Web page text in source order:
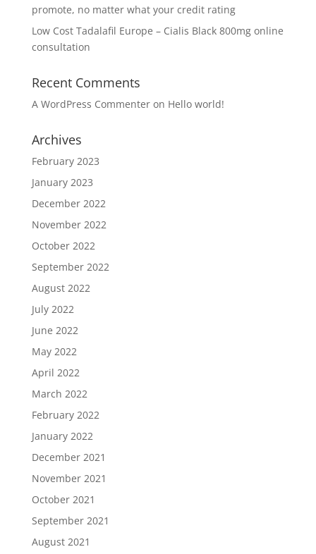
promote, no matter what your credit rating
Low Cost Tadalafil Europe – Cialis Black 800mg online
consultation
Recent Comments
A WordPress Commenteron Hello world!
Archives
February 2023
January 2023
December 2022
November 2022
October 2022
September 2022
August 2022
July 2022
June 2022
May 2022
April 2022
March 2022
February 2022
January 2022
December 2021
November 2021
October 2021
September 2021
August 2021